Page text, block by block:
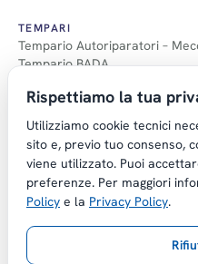
TEMPARI
Tempario Autoriparatori –
Tempario BADA
Guida Applicazione Tempi
Copyright ©
Planus Group Srl
Gestito da
Rispettiamo la tua
Utilizziamo cookie tecnici
sito e, previo tuo consenso,
viene utilizzato. Puoi
preferenze. Per maggiori
Policy e la Privacy Policy.